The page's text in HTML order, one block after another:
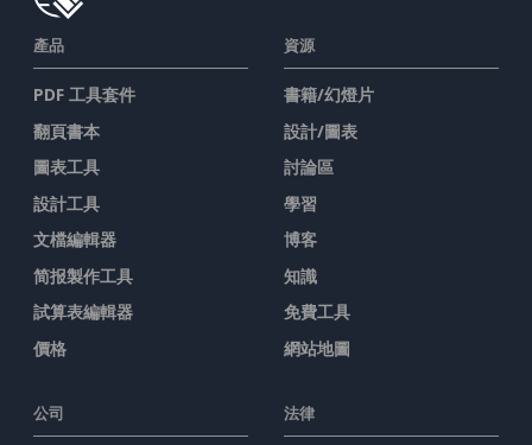
產品
PDF 工具套件
翻頁書本
圖表工具
設計工具
文檔編輯器
简报製作工具
試算表編輯器
價格
資源
書籍/幻燈片
設計/圖表
討論區
學習
博客
知識
免費工具
網站地圖
公司 法律